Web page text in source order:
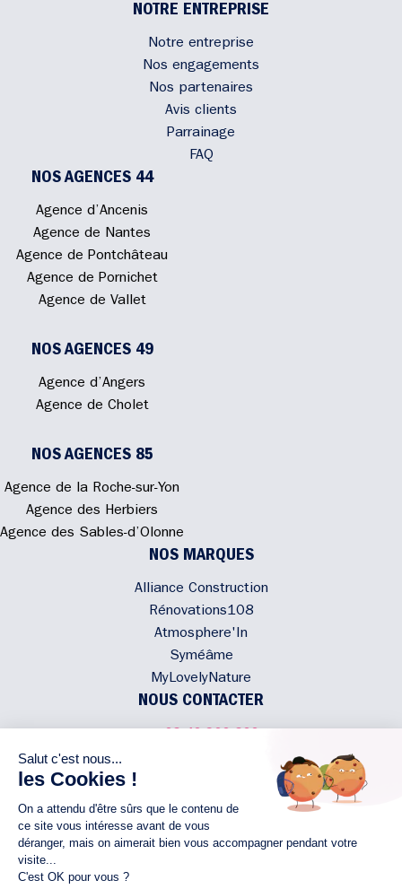
NOTRE ENTREPRISE
Notre entreprise
Nos engagements
Nos partenaires
Avis clients
Parrainage
FAQ
NOS AGENCES 44
Agence d’Ancenis
Agence de Nantes
Agence de Pontchâteau
Agence de Pornichet
Agence de Vallet
NOS AGENCES 49
Agence d’Angers
Agence de Cholet
NOS AGENCES 85
Agence de la Roche-sur-Yon
Agence des Herbiers
Agence des Sables-d’Olonne
NOS MARQUES
Alliance Construction
Rénovations108
Atmosphere'In
Syméâme
MyLovelyNature
NOUS CONTACTER
NOUS SUIVRE